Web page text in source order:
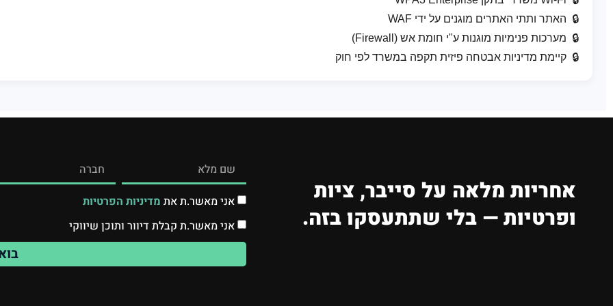
האתר ותתי האתרים מוגנים על ידי WAF
מערכות פנימיות מוגנות ע"י חומת אש (Firewall)
קיימת מדיניות אבטחה פיזית תקפה במשרד לפי חוק
אחריות מלאה על סייבר, ציות
ופרטיות — בלי שתתעסקו בזה.
אני מאשר.ת את מדיניות הפרטיות
אני מאשר.ת קבלת דיוור ותוכן שיווקי